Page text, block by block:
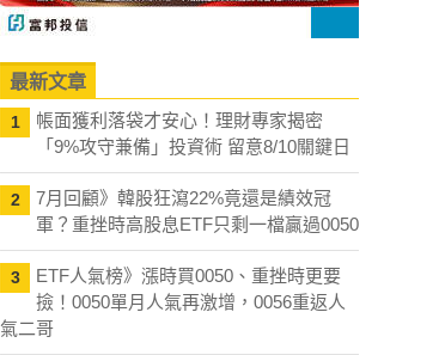
最新文章
1
帳面獲利落袋才安心！理財專家揭密
「9%攻守兼備」投資術 留意8/10關鍵日
2
7月回顧》韓股狂瀉22%竟還是績效冠
軍？重挫時高股息ETF只剩一檔贏過0050
3
ETF人氣榜》漲時買0050、重挫時更要
撿！0050單月人氣再激增，0056重返人
氣二哥